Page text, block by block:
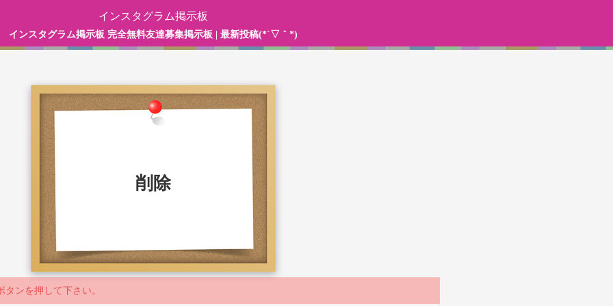
インスタグラム掲示板
インスタグラム掲示板 完全無料友達募集掲示板 | 最新投稿(*´▽｀*)
削除
ンを押して下さい。